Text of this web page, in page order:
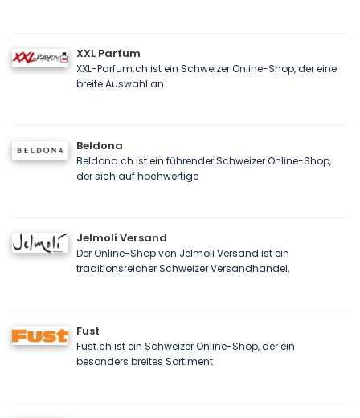
XXL Parfum
XXL-Parfum.ch ist ein Schweizer Online-Shop, der eine
breite Auswahl an
Beldona
Beldona.ch ist ein führender Schweizer Online-Shop,
der sich auf hochwertige
Jelmoli Versand
Der Online-Shop von Jelmoli Versand ist ein
traditionsreicher Schweizer Versandhandel,
Fust
Fust.ch ist ein Schweizer Online-Shop, der ein
besonders breites Sortiment